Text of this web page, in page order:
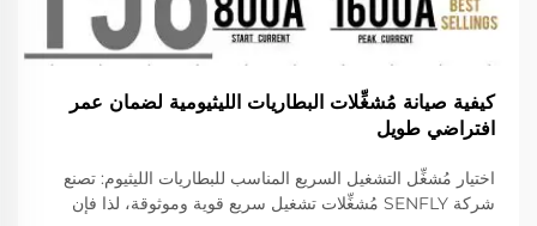
كيفية صيانة مُشغِّلات البطاريات الليثيومية لضمان عمر
افتراضي طويل
اختيار مُشغِّل التشغيل السريع المناسب للبطاريات الليثيوم: تصنع
شركة SENFLY مُشغِّلات تشغيل سريع قوية وموثوقة، لذا فإن